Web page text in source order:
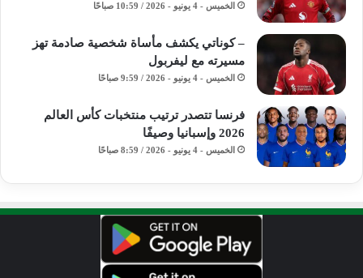
الخميس - 4 يونيو - 2026 / 10:59 صباحًا
– كوناتي يكشف مأساة شخصية صادمة تهز
مسيرته مع ليفربول
الخميس - 4 يونيو - 2026 / 9:59 صباحًا
فرنسا تتصدر ترتيب منتخبات كأس العالم
2026 وإسبانيا وصيفًا
الخميس - 4 يونيو - 2026 / 8:59 صباحًا